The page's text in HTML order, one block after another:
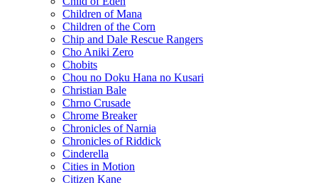
Children of Mana
Children of the Corn
Chip and Dale Rescue Rangers
Cho Aniki Zero
Chobits
Chou no Doku Hana no Kusari
Christian Bale
Chrno Crusade
Chrome Breaker
Chronicles of Narnia
Chronicles of Riddick
Cinderella
Cities in Motion
Citizen Kane